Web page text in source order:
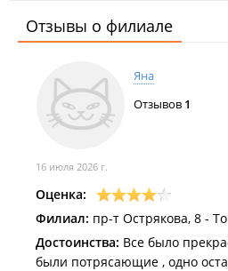
Отзывы о филиале
Яна
Отзывов 1
16 июля 2026 г.
Оценка:
Филиал: пр-т Острякова, 8 -
Достоинства: Все было
были потрясающие , одно